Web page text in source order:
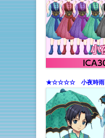
★☆☆☆☆ 小夜時雨